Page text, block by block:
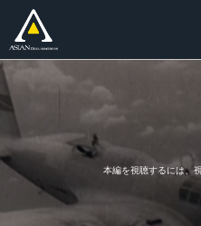
本編を視聴するには、